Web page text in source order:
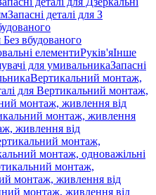
Запасні деталі для З
Без вбудованого
елементиРуків'яІнше
для умивальникаЗапасні
Вертикальний монтаж,
для Вертикальний монтаж,
монтаж, живлення від
монтаж, живлення
живлення від
монтаж,
монтаж, одноважільні
монтаж,
монтаж, живлення від
монтаж, живлення від